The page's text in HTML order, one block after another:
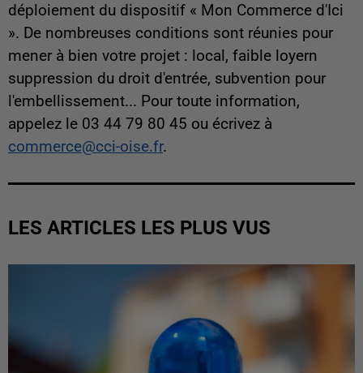
déploiement du dispositif « Mon Commerce d'Ici
». De nombreuses conditions sont réunies pour
mener à bien votre projet : local, faible loyern
suppression du droit d'entrée, subvention pour
l'embellissement... Pour toute information,
appelez le 03 44 79 80 45 ou écrivez à
commerce@cci-oise.fr.
LES ARTICLES LES PLUS VUS